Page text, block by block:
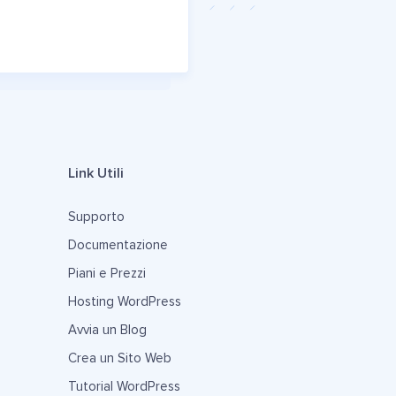
Link Utili
Supporto
Documentazione
Piani e Prezzi
Hosting WordPress
Avvia un Blog
Crea un Sito Web
Tutorial WordPress